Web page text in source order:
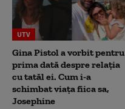
UTV
Gina Pistol a vorbit pentru
prima dată despre relația
cu tatăl ei. Cum i-a
schimbat viața fiica sa,
Josephine